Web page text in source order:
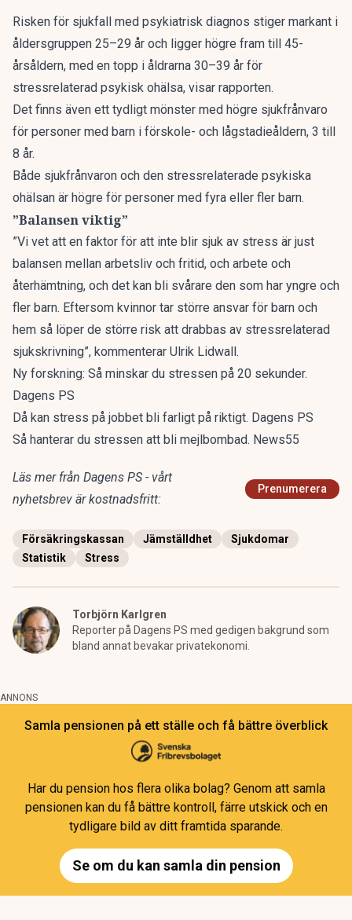
Risken för sjukfall med psykiatrisk diagnos stiger markant i
åldersgruppen 25–29 år och ligger högre fram till 45-
årsåldern, med en topp i åldrarna 30–39 år för
stressrelaterad psykisk ohälsa, visar rapporten.
Det finns även ett tydligt mönster med högre sjukfrånvaro
för personer med barn i förskole- och lågstadieåldern, 3 till
8 år.
Både sjukfrånvaron och den stressrelaterade psykiska
ohälsan är högre för personer med fyra eller fler barn.
”Balansen viktig”
”Vi vet att en faktor för att inte blir sjuk av stress är just
balansen mellan arbetsliv och fritid, och arbete och
återhämtning, och det kan bli svårare den som har yngre och
fler barn. Eftersom kvinnor tar större ansvar för barn och
hem så löper de större risk att drabbas av stressrelaterad
sjukskrivning”, kommenterar Ulrik Lidwall.
Ny forskning: Så minskar du stressen på 20 sekunder.
Dagens PS
Då kan stress på jobbet bli farligt på riktigt. Dagens PS
Så hanterar du stressen att bli mejlbombad. News55
Läs mer från Dagens PS - vårt
nyhetsbrev är kostnadsfritt:
Prenumerera
Försäkringskassan Jämställdhet
Sjukdomar
Statistik
Stress
Torbjörn Karlgren
Reporter på Dagens PS med gedigen bakgrund som
bland annat bevakar privatekonomi.
ANNONS
Samla pensionen på ett ställe och få bättre överblick
Har du pension hos flera olika bolag? Genom att samla
pensionen kan du få bättre kontroll, färre utskick och en
tydligare bild av ditt framtida sparande.
Se om du kan samla din pension